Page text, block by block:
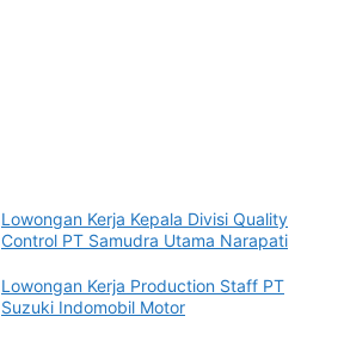
Lowongan Kerja Kepala Divisi Quality
Control PT Samudra Utama Narapati
Lowongan Kerja Production Staff PT
Suzuki Indomobil Motor